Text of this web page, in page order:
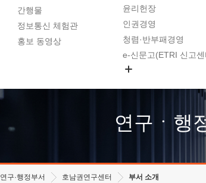
간행물
정보통신 체험관
홍보 동영상
윤리헌장
인권경영
청렴·반부패경영
e-신문고(ETRI 신고센
고객의소리
수의계약 현황
연구ㆍ행
연구·행정부서 호남권연구센터 부서 소개